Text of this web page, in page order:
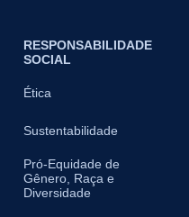
RESPONSABILIDADE
SOCIAL
Ética
Sustentabilidade
Pró-Equidade de
Gênero, Raça e
Diversidade